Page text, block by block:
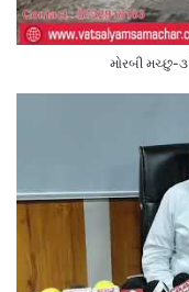
મોરબી મચ્છુ-